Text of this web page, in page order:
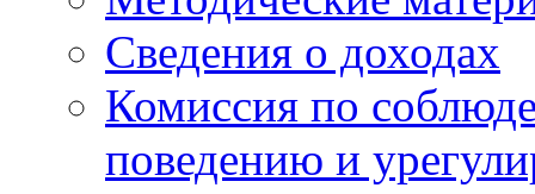
Сведения о доходах
Комиссия по
поведению и